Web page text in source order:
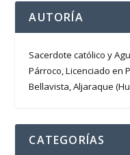
AUTORÍA
Sacerdote católico y
Párroco, Licenciado en
Bellavista, Aljaraque
CATEGORÍAS